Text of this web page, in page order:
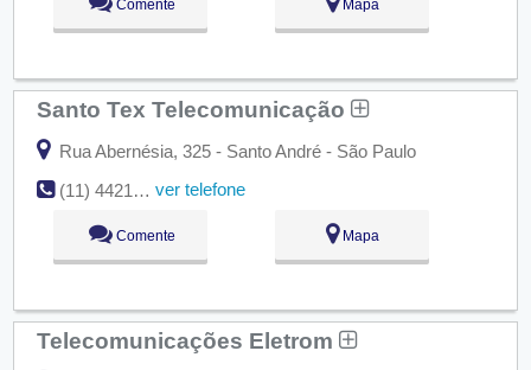
Comente Mapa
Santo Tex Telecomunicação
Rua Abernésia, 325 - Santo André - São Paulo
(11) 4421-1561
ver telefone
Comente Mapa
Telecomunicações Eletrom